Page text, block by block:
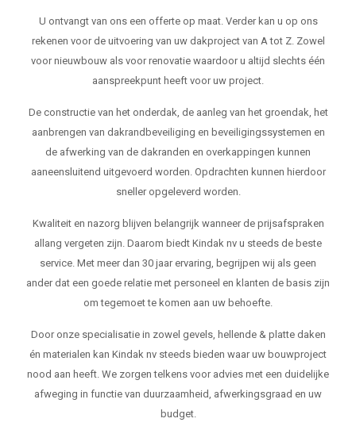
U ontvangt van ons een offerte op maat. Verder kan u op ons
rekenen voor de uitvoering van uw dakproject van A tot Z. Zowel
voor nieuwbouw als voor renovatie waardoor u altijd slechts één
aanspreekpunt heeft voor uw project.
De constructie van het onderdak, de aanleg van het groendak, het
aanbrengen van dakrandbeveiliging en beveiligingssystemen en
de afwerking van de dakranden en overkappingen kunnen
aaneensluitend uitgevoerd worden. Opdrachten kunnen hierdoor
sneller opgeleverd worden.
Kwaliteit en nazorg blijven belangrijk wanneer de prijsafspraken
allang vergeten zijn. Daarom biedt Kindak nv u steeds de beste
service. Met meer dan 30 jaar ervaring, begrijpen wij als geen
ander dat een goede relatie met personeel en klanten de basis zijn
om tegemoet te komen aan uw behoefte.
Door onze specialisatie in zowel gevels, hellende & platte daken
én materialen kan Kindak nv steeds bieden waar uw bouwproject
nood aan heeft. We zorgen telkens voor advies met een duidelijke
afweging in functie van duurzaamheid, afwerkingsgraad en uw
budget.